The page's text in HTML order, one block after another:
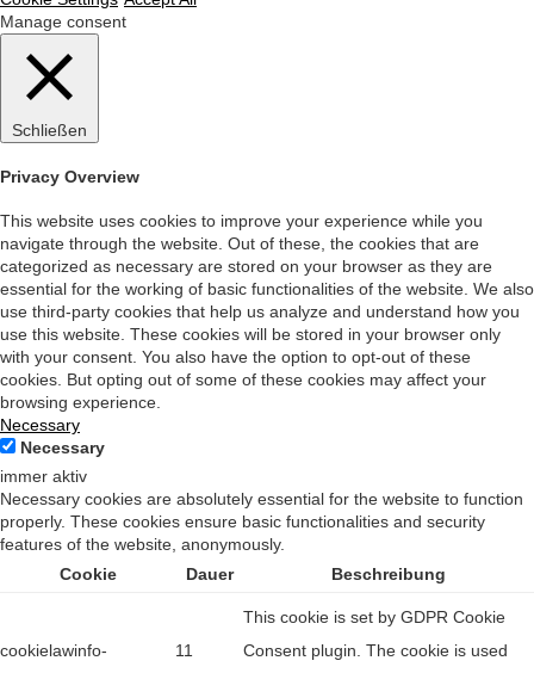
Manage consent
Schließen
Privacy Overview
This website uses cookies to improve your experience while you
navigate through the website. Out of these, the cookies that are
categorized as necessary are stored on your browser as they are
essential for the working of basic functionalities of the website. We also
use third-party cookies that help us analyze and understand how you
use this website. These cookies will be stored in your browser only
with your consent. You also have the option to opt-out of these
cookies. But opting out of some of these cookies may affect your
browsing experience.
Necessary
Necessary
immer aktiv
Necessary cookies are absolutely essential for the website to function
properly. These cookies ensure basic functionalities and security
features of the website, anonymously.
Cookie
Dauer Beschreibung
cookielawinfo-
11
This cookie is set by GDPR Cookie
Consent plugin. The cookie is used